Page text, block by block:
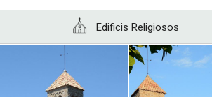
Edificis Religiosos